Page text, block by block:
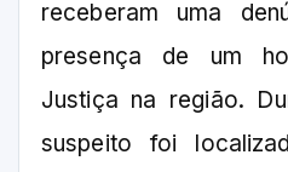
receberam uma
presença de um
Justiça na região.
suspeito foi